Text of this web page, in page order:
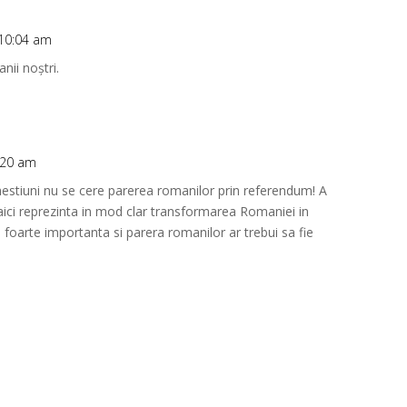
am
noștri.
am
nu se cere parerea romanilor prin referendum! A
reprezinta in mod clar transformarea Romaniei in
foarte importanta si parera romanilor ar trebui sa fie